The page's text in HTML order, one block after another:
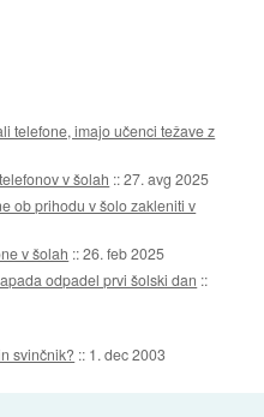
telefone, imajo učenci težave z
v šolah ::27. avg 2025
ob prihodu v šolo zakleniti v
v šolah ::26. feb 2025
odpadel prvi šolski dan ::
svinčnik? :: 1. dec 2003